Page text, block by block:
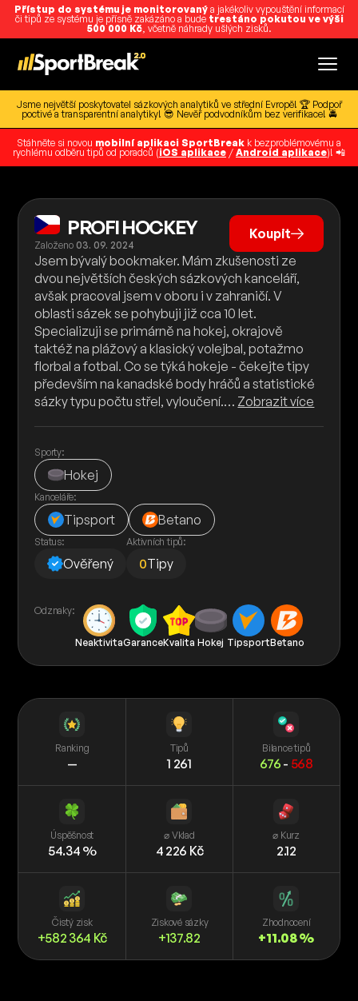
Přístup do systému je monitorovanýa jakékoliv vypouštění informací
či tipů ze systému je přísně zakázáno a bude trestáno pokutou ve výši
500 000 Kč, včetně náhrady ušlých zisků.
Jsme největší poskytovatel sázkových analytiků ve střední Evropě! 🏆 Podpoř
poctivé a transparentní analytiky! 😎 Nevěř podvodníkům bez verifikace! 🚔
Stáhněte si novou mobilní aplikaci SportBreak k bezproblémovému a
rychlému odběru tipů od poradců (iOS aplikace / Android aplikace)! 📲
PROFI HOCKEY
Založeno 03. 09. 2024
Koupit
Jsem bývalý bookmaker. Mám zkušenosti ze
dvou největších českých sázkových kanceláří,
avšak pracoval jsem v oboru i v zahraničí. V
oblasti sázek se pohybuji již cca 10 let.
Specializuji se primárně na hokej, okrajově
taktéž na plážový a klasický volejbal, potažmo
florbal a fotbal. Co se týká hokeje - čekejte tipy
především na kanadské body hráčů a statistické
sázky typu počtu střel, vyloučení.… Zobrazit více
Sporty:
Hokej
Kanceláře:
Tipsport Betano
Status:
Ověřený
Aktivních tipů:
0Tipy
Odznaky:
NeaktivitaGaranceKvalita Hokej TipsportBetano
Ranking
—
Tipů
1 261
Bilance tipů
676 - 568
Úspěšnost
54.34 %
⌀ Vklad
4 226 Kč
⌀ Kurz
2.12
Čistý zisk
+582 364 Kč
Ziskové sázky
+137.82
Zhodnocení
+11.08 %